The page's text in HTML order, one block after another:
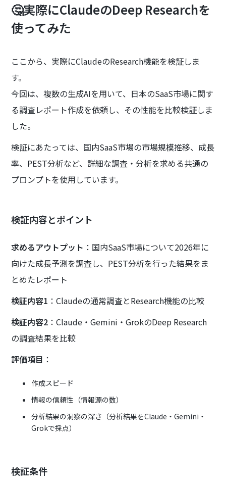
🤔実際にClaudeのDeep Researchを
使ってみた
ここから、実際にClaudeのResearch機能を検証しま
す。
今回は、複数の生成AIを用いて、日本のSaaS市場に関す
る調査レポート作成を依頼し、その性能を比較検証しま
した。
検証にあたっては、国内SaaS市場の市場規模推移、成長
率、PEST分析など、詳細な調査・分析を求める共通の
プロンプトを使用しています。
検証内容とポイント
求めるアウトプット ：国内SaaS市場について2026年に
向けた成長予測を調査し、PEST分析を行った結果をま
とめたレポート
検証内容1 ：Claudeの通常調査とResearch機能の比較
検証内容2 ：Claude・Gemini・GrokのDeep Research
の調査結果を比較
評価項目 ：
作成スピード
情報の信頼性（情報源の数）
分析結果の洞察の深さ（分析結果をClaude・Gemini・
Grokで採点）
検証条件